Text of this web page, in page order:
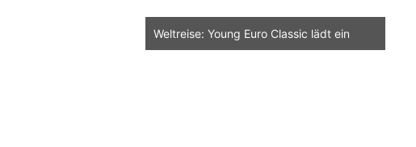
Weltreise: Young Euro Classic lädt ein